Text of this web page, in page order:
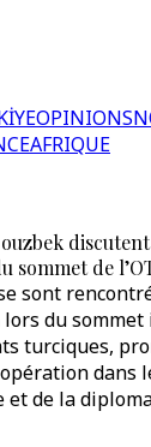
OPINIONS
AFRIQUE
sommet de
sont
du
turciques,
dans
et de la